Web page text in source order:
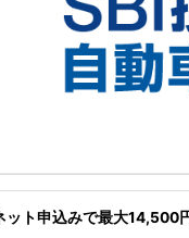
ット申込みで最大14,500